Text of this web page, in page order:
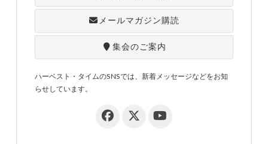
メールマガジン購読
集会のご案内
ハーベスト・タイムのSNSでは、新着メッセージなどをお知
らせしています。